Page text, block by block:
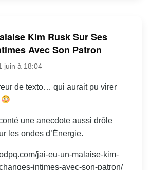
Kim Rusk Sur Ses
Avec Son Patron
juin à 18:04
de texto… qui aurait pu virer
une anecdote aussi drôle
les ondes d’Énergie.
jai-eu-un-malaise-kim-
intimes-avec-son-patron/